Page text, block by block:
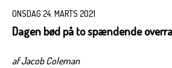
ONSDAG 24. MARTS 2021
Dagen bød på to spændende
af Jacob Coleman